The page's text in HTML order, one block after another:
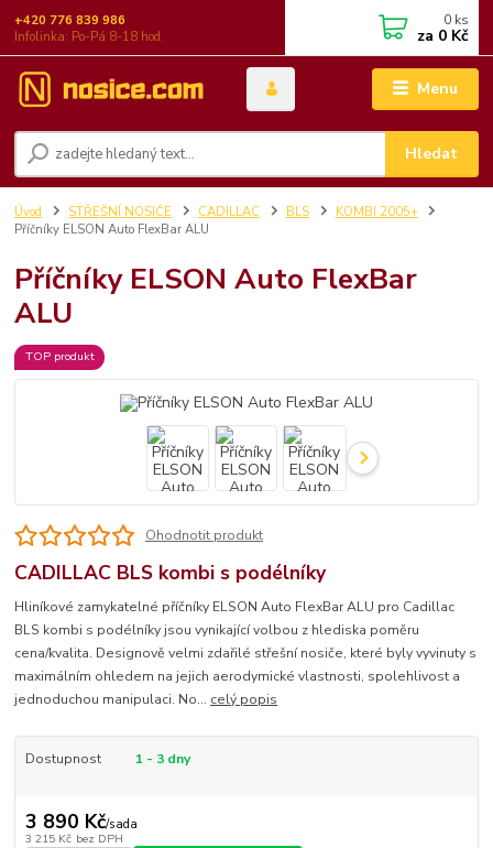
Menu
Hledat
+420 776 839 986
Infolinka: Po-Pá 8-18 hod.
0 ks
za 0 Kč
Úvod STŘEŠNÍ NOSIČE CADILLAC BLS
KOMBI 2005+
Příčníky ELSON Auto FlexBar ALU
Příčníky ELSON Auto FlexBar
ALU
TOP produkt
Ohodnotit produkt
CADILLAC BLS kombi s podélníky
Hliníkové zamykatelné příčníky ELSON Auto FlexBar ALU pro Cadillac
BLS kombi s podélníky jsou vynikající volbou z hlediska poměru
cena/kvalita. Designově velmi zdařilé střešní nosiče, které byly vyvinuty s
maximálním ohledem na jejich aerodymické vlastnosti, spolehlivost a
jednoduchou manipulaci. No... celý popis
Dostupnost 1 - 3 dny
3 890 Kč/sada
3 215 Kč bez DPH